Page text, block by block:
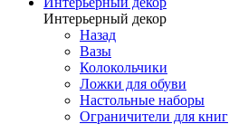
Интерьерный декор
Назад
Вазы
Колокольчики
Ложки для обуви
Настольные наборы
Ограничители для книг